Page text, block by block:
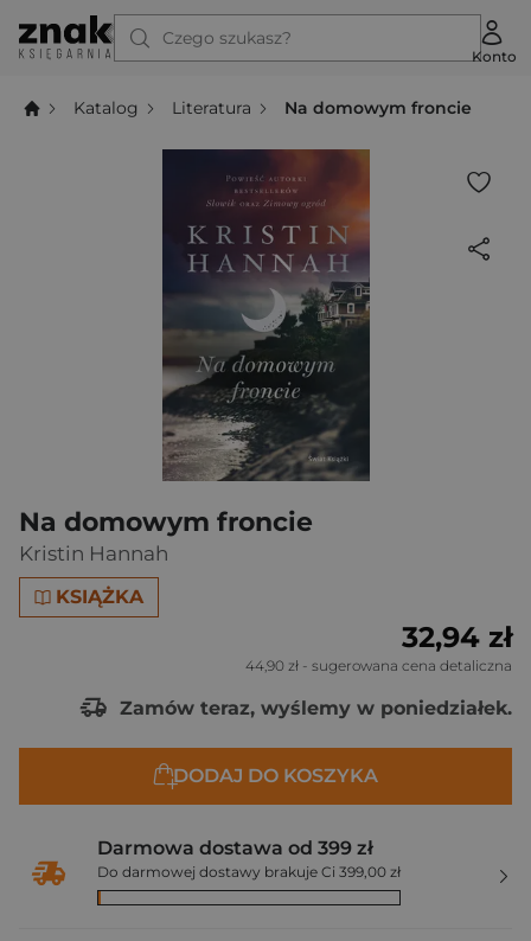
Czego szukasz?
Konto
Katalog Literatura Na domowym froncie
Na domowym froncie
Kristin Hannah
KSIĄŻKA
32,94 zł
44,90 zł - sugerowana cena detaliczna
Zamów teraz, wyślemy w poniedziałek.
DODAJ DO KOSZYKA
Darmowa dostawa od 399 zł
Do darmowej dostawy brakuje Ci 399,00 zł